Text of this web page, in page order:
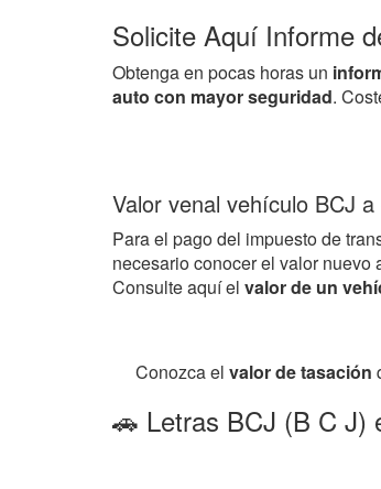
Solicite Aquí Informe
Obtenga en pocas horas un
auto con mayor seguridad.
Valor venal vehículo BCJ
Para el pago del impuesto de
necesario conocer el valor
Consulte aquí el valor de un
Conozca el valor de tasación
🚗 Letras BCJ (B C J)